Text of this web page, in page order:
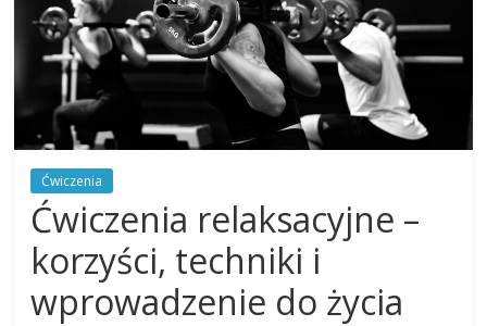
Ćwiczenia
Ćwiczenia relaksacyjne –
korzyści, techniki i
wprowadzenie do życia